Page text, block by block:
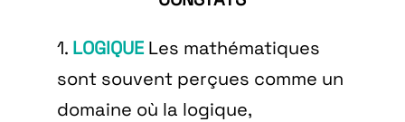
1. LOGIQUELes mathématiques
sont souvent perçues comme un
domaine où la logique,